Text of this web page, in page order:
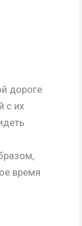
дороге
с их
время